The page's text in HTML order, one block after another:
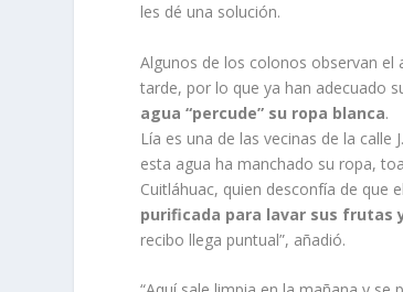
les dé una solución.
Algunos de los colonos observan
tarde, por lo que ya han adecuado
agua “percude” su ropa blanca.
Lía es una de las vecinas de la
esta agua ha manchado su ropa,
Cuitláhuac, quien desconfía de que
purificada para lavar sus frutas
recibo llega puntual”, añadió.